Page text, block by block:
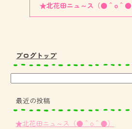
★北花田ニュ～ス（●＾o＾●
ブログトップ
最近の投稿
★北花田ニュ～ス（●＾o＾●）